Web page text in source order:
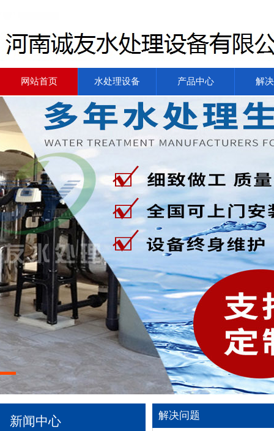
网站首页 水处理设备 产品中心 解
新闻中心 解决问题